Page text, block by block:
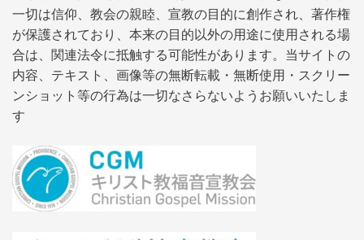
一切は信仰、教会の親睦、宣教の目的に創作され、著作権
が保護されており、本来の目的以外の用途に使用される場
合は、関連法令に抵触する可能性があります。当サイトの
内容、テキスト、画像等の無断転載・無断使用・スクリー
ンショット等の行為は一切なさらないようお願いいたしま
す